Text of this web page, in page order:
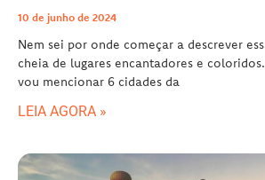
10 de junho de 2024
Nem sei por onde começar a descrever
cheia de lugares encantadores e
vou mencionar 6 cidades da
LEIA AGORA »